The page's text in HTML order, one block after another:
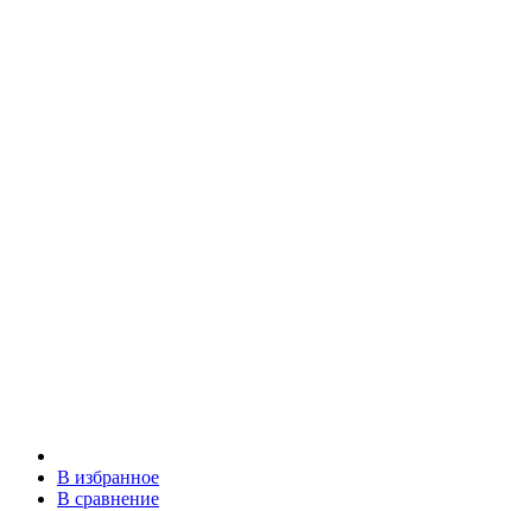
В избранное
В сравнение